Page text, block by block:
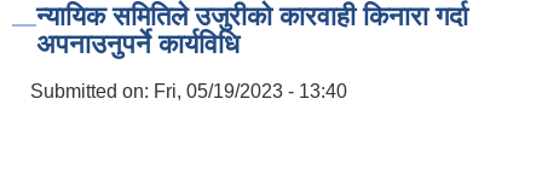
न्यायिक समितिले उजुरीको कारवाही किनारा गर्दा
अपनाउनुपर्ने कार्यविधि
Submitted on: Fri, 05/19/2023 - 13:40